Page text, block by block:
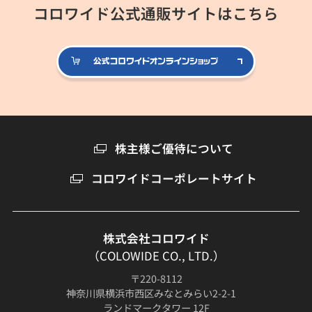
コロワイド公式通販サイトはこちら
公式コロ
株主様ご優待について
コロワイドコーポレートサイト
株式会社コロワイド
（COLOWIDE CO., LTD.）
〒220-8112
神奈川県横浜市西区みなとみらい2-2-1
ランドマークタワー 12F